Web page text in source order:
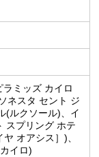
ミッズ カイロ
ネスタ セント ジ
(ルクソール)、イ
スプリング ホテ
オアシス］)、
イロ)